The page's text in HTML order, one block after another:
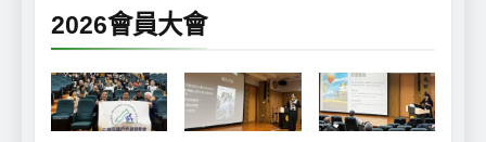
2026會員大會